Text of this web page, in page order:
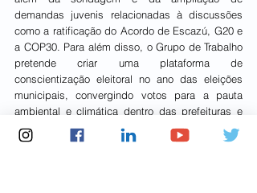
demandas juvenis relacionadas à discussões
como a ratificação do Acordo de Escazú, G20 e
a COP30. Para além disso, o Grupo de Trabalho
pretende criar uma plataforma de
conscientização eleitoral no ano das eleições
municipais, convergindo votos para a pauta
ambiental e climática dentro das prefeituras e
assembleias municipais.